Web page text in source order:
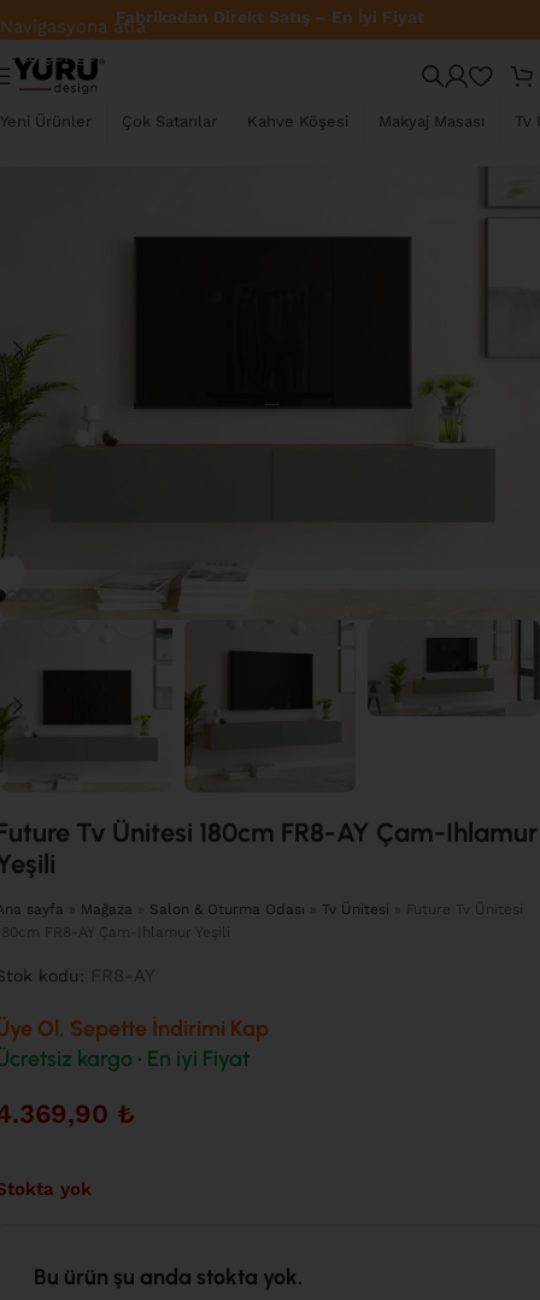
Navigasyona atla
Ana içeriğe atla
Fabrikadan Direkt Satış – En İyi Fiyat
Yeni Ürünler Çok Satanlar Kahve Köşesi Makyaj Masası Tv
YENI
Tv Ünitesi 180cm FR8-AY Çam-Ihlamur
sayfa » Mağaza » Salon & Oturma Odası » Tv Ünitesi »
Future Tv Ünitesi
FR8-AY Çam-Ihlamur Yeşili
kodu: FR8-AY
Ol, Sepette İndirimi Kap
kargo • En iyi Fiyat
₺
yok
Bu ürün şu anda stokta yok.